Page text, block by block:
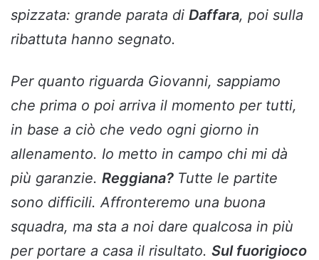
spizzata: grande parata di Daffara, poi sulla
ribattuta hanno segnato.
Per quanto riguarda Giovanni, sappiamo
che prima o poi arriva il momento per tutti,
in base a ciò che vedo ogni giorno in
allenamento. Io metto in campo chi mi dà
più garanzie. Reggiana? Tutte le partite
sono difficili. Affronteremo una buona
squadra, ma sta a noi dare qualcosa in più
per portare a casa il risultato. Sul fuorigioco